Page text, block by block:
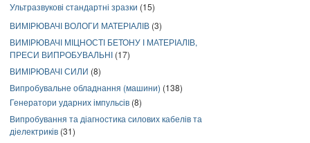
Ультразвукові стандартні зразки (15)
ВИМІРЮВАЧІ ВОЛОГИ МАТЕРІАЛІВ (3)
ВИМІРЮВАЧІ МІЦНОСТІ БЕТОНУ І МАТЕРІАЛІВ,
ПРЕСИ ВИПРОБУВАЛЬНІ (17)
ВИМІРЮВАЧІ СИЛИ (8)
Випробувальне обладнання (машини) (138)
Генератори ударних імпульсів (8)
Випробування та діагностика силових кабелів та
діелектриків (31)